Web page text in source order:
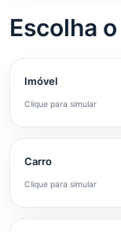
Escolha
Imóvel
Clique para simular
Carro
Clique para simular